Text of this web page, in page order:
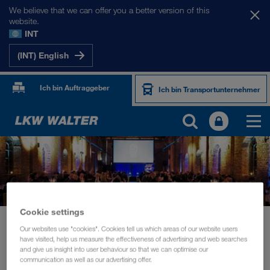
We believe that we can offer you a better version of this
website.
INT
(INT) English
Ich bin Auftraggeber Ich bin Transportunternehmer
NACHHALTIGKEIT
Cookie settings
Our websites use "cookies". Cookies tell us which areas of our website users
have visited, help us measure the effectiveness of advertising and web searches
and give us insight into user behaviour so that we can optimise our
communication as well as our advertising offer.